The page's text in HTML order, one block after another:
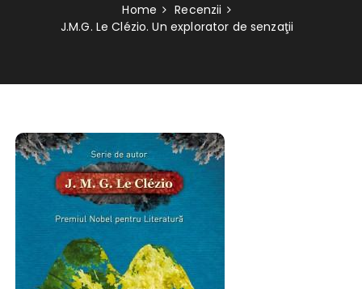
Home
Recenzii
J.M.G. Le Clézio. Un explorator de senzaţii